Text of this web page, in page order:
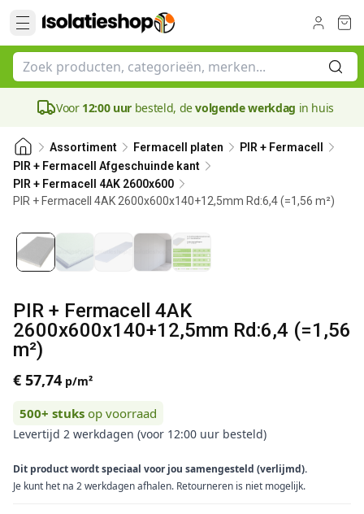
Voor 12:00 uur besteld, devolgende werkdag in huis
Assortiment Fermacell platen
PIR + Fermacell
PIR + Fermacell Afgeschuinde kant
PIR + Fermacell 4AK 2600x600
PIR + Fermacell 4AK 2600x600x140+12,5mm Rd:6,4 (=1,56 m²)
140 mm
PIR + Fermacell 4AK
2600x600x140+12,5mm Rd:6,4 (=1,56
m²)
€ 57,74 p/m²
500+ stuks op voorraad
Levertijd 2 werkdagen (voor 12:00 uur besteld)
Dit product wordt speciaal voor jou samengesteld (verlijmd).
Je kunt het na 2 werkdagen afhalen. Retourneren is niet mogelijk.